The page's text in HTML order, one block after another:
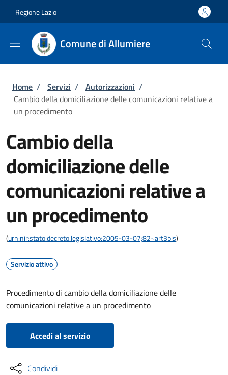
Regione Lazio
Comune di Allumiere
Briciole di pane
Home / Servizi / Autorizzazioni /
Cambio della domiciliazione delle comunicazioni relative a
un procedimento
Cambio della
domiciliazione delle
comunicazioni relative a
un procedimento
(urn:nir:stato:decreto.legislativo:2005-03-07;82~art3bis)
Servizio attivo
Procedimento di cambio della domiciliazione delle
comunicazioni relative a un procedimento
Accedi al servizio
Condividi